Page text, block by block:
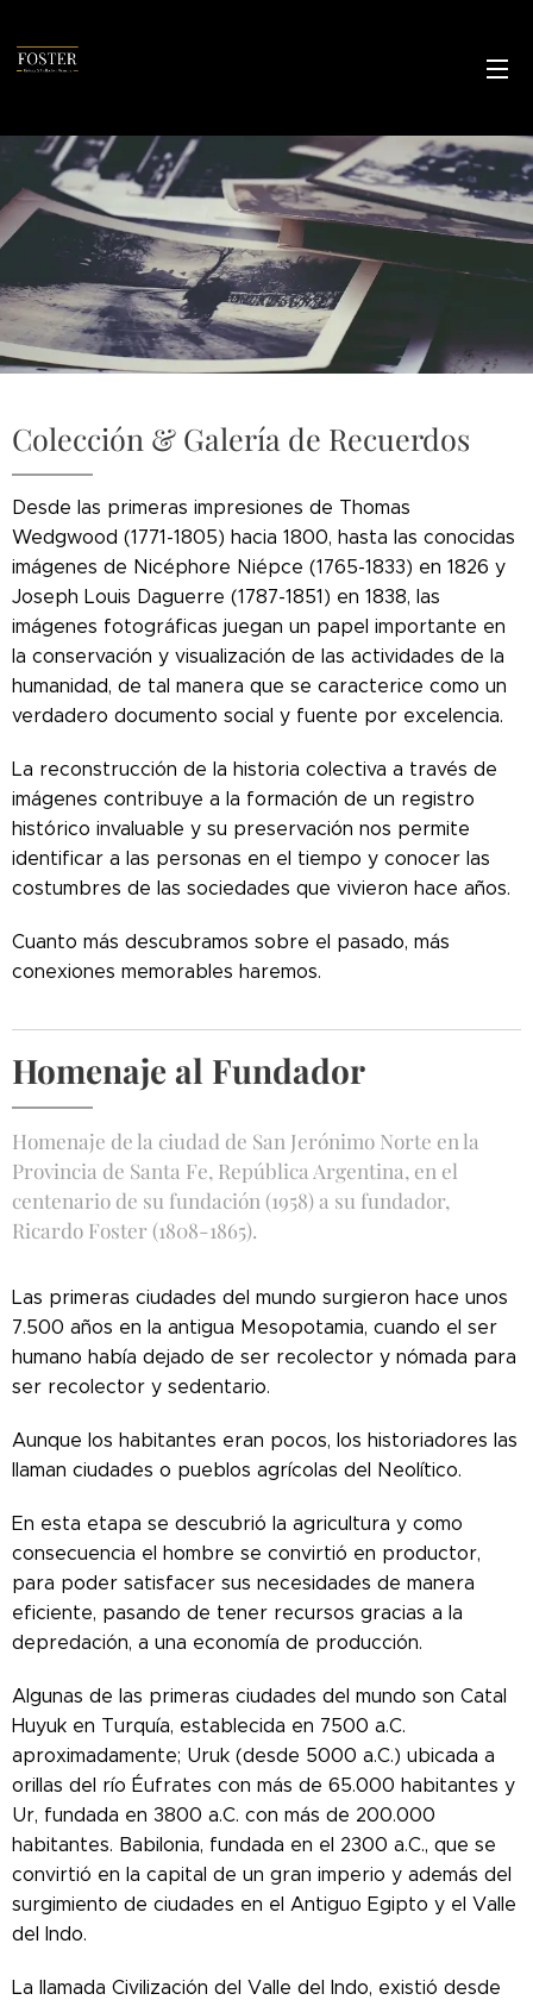
Colección & Galería de Recuerdos
Desde las primeras impresiones de Thomas
Wedgwood (1771-1805) hacia 1800, hasta las conocidas
imágenes de Nicéphore Niépce (1765-1833) en 1826 y
Joseph Louis Daguerre (1787-1851) en 1838, las
imágenes fotográficas juegan un papel importante en
la conservación y visualización de las actividades de la
humanidad, de tal manera que se caracterice como un
verdadero documento social y fuente por excelencia.
La reconstrucción de la historia colectiva a través de
imágenes contribuye a la formación de un registro
histórico invaluable y su preservación nos permite
identificar a las personas en el tiempo y conocer las
costumbres de las sociedades que vivieron hace años.
Cuanto más descubramos sobre el pasado, más
conexiones memorables haremos.
Homenaje al Fundador
Homenaje de la ciudad de San Jerónimo Norte en la
Provincia de Santa Fe, República Argentina, en el
centenario de su fundación (1958) a su fundador,
Ricardo Foster (1808-1865).
Las primeras ciudades del mundo surgieron hace unos
7.500 años en la antigua Mesopotamia, cuando el ser
humano había dejado de ser recolector y nómada para
ser recolector y sedentario.
Aunque los habitantes eran pocos, los historiadores las
llaman ciudades o pueblos agrícolas del Neolítico.
En esta etapa se descubrió la agricultura y como
consecuencia el hombre se convirtió en productor,
para poder satisfacer sus necesidades de manera
eficiente, pasando de tener recursos gracias a la
depredación, a una economía de producción.
Algunas de las primeras ciudades del mundo son Catal
Huyuk en Turquía, establecida en 7500 a.C.
aproximadamente; Uruk (desde 5000 a.C.) ubicada a
orillas del río Éufrates con más de 65.000 habitantes y
Ur, fundada en 3800 a.C. con más de 200.000
habitantes. Babilonia, fundada en el 2300 a.C., que se
convirtió en la capital de un gran imperio y además del
surgimiento de ciudades en el Antiguo Egipto y el Valle
del Indo.
La llamada Civilización del Valle del Indo, existió desde